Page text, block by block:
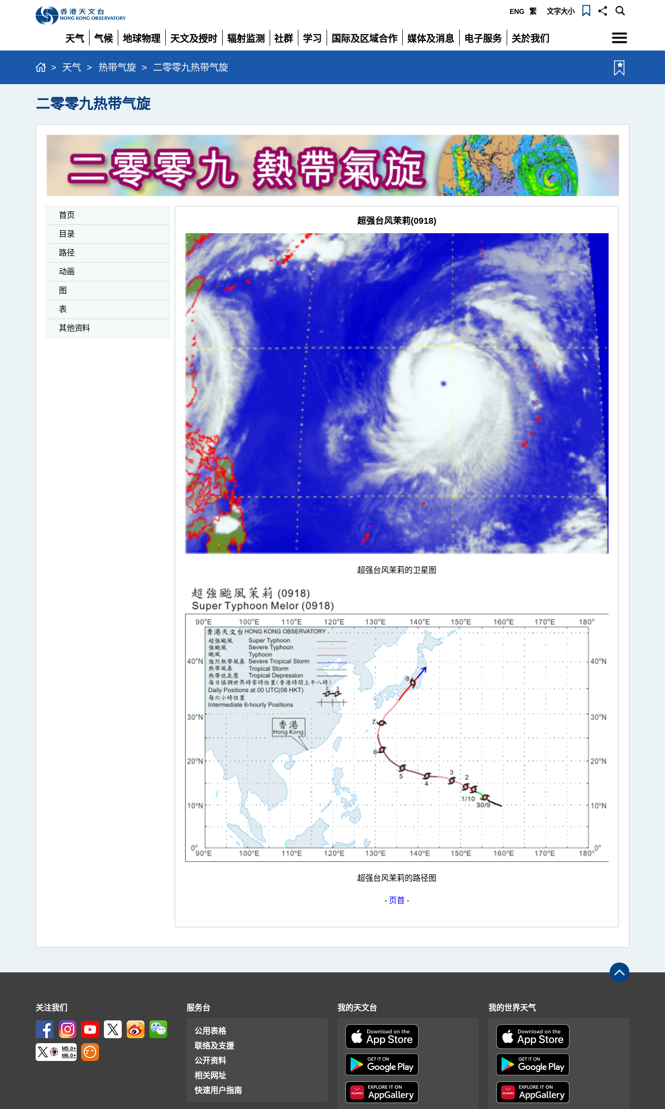
ENG 繁 文字大小
天气
展
开
气候
展
开
地球物理
展
开
天文及授时
展
开
辐射监测
展
开
社群
展
学习
展
国际及区域合作
展
媒体及消息
展
电子服务
展
关於我们
展
选
单
> 天气 > 热带气旋 > 二零零九热带气旋
二零零九热带气旋
首页
目录
路径
动画
图
表
其他资料
超强台风茉莉(0918)
超强台风茉莉的卫星图
超强台风茉莉的路径图
- 页首 -
关注我们
M5.0+
M6.0+
服务台
公用表格
联络及支援
公开资料
相关网址
快速用户指南
我的天文台 我的世界天气